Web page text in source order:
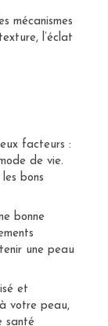
mécanismes
l’éclat
facteurs :
de vie.
bons
bonne
une peau
et
votre peau,
santé